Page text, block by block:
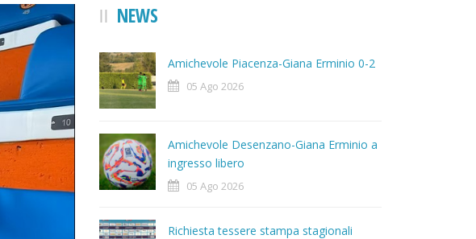
NEWS
Amichevole Piacenza-Giana Erminio 0-2
05 Ago 2026
Amichevole Desenzano-Giana Erminio a
ingresso libero
05 Ago 2026
Richiesta tessere stampa stagionali